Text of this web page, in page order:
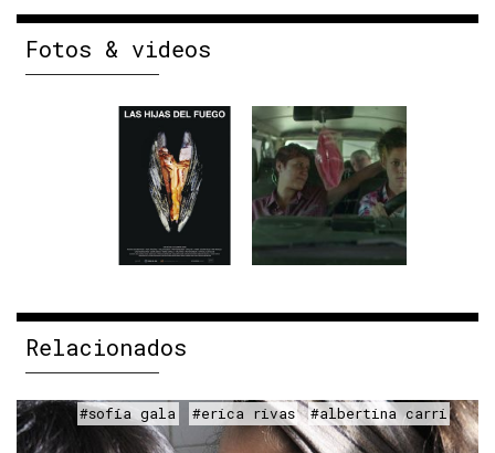
Fotos & videos
Relacionados
#sofía gala #erica rivas #albertina carri